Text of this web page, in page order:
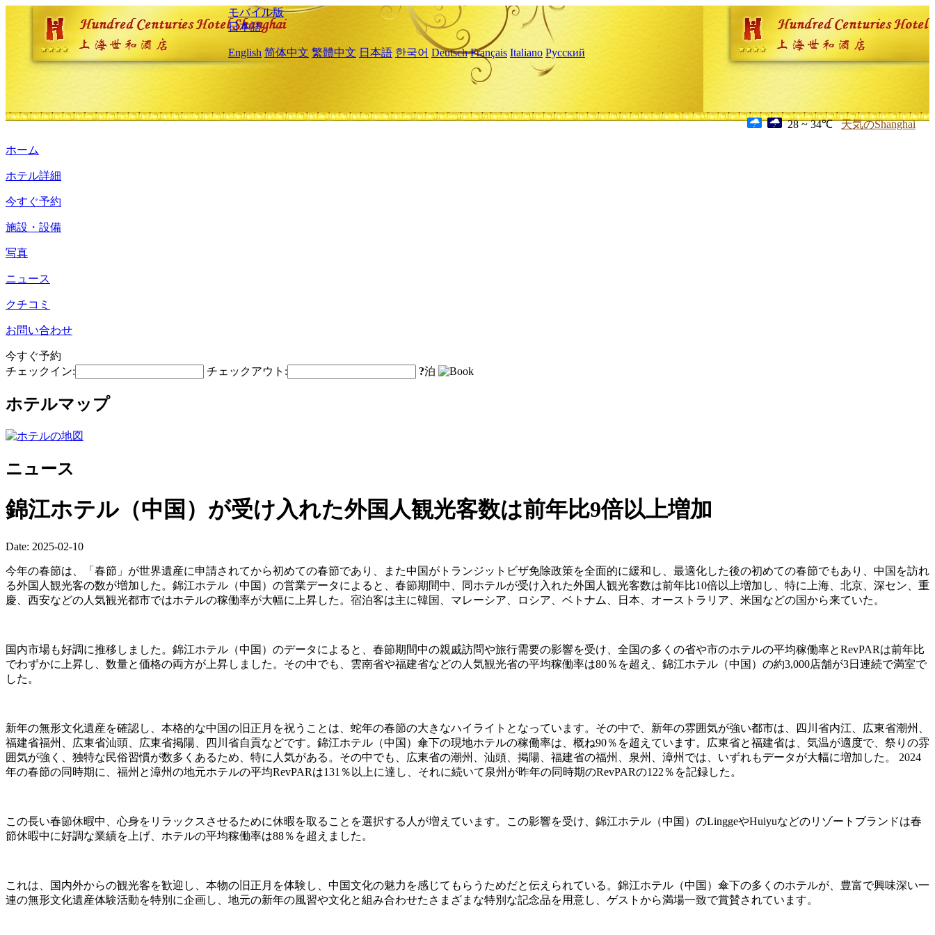
モバイル版
日本語
English 简体中文 繁體中文 日本語 한국어 Deutsch Français Italiano Русский
28 ~ 34℃ 天気のShanghai
ホーム
ホテル詳細
今すぐ予約
施設・設備
写真
ニュース
クチコミ
お問い合わせ
今すぐ予約
チェックイン:
チェックアウト: ?泊
ホテルマップ
ニュース
錦江ホテル（中国）が受け入れた外国人観光客数は前年比9倍以上増加
Date: 2025-02-10
今年の春節は、「春節」が世界遺産に申請されてから初めての春節であり、また中国がトランジットビザ免除政策を全面的に緩和し、最適化した後の初めての春節でもあり、中国を訪れ
る外国人観光客の数が増加した。錦江ホテル（中国）の営業データによると、春節期間中、同ホテルが受け入れた外国人観光客数は前年比10倍以上増加し、特に上海、北京、深セン、重
慶、西安などの人気観光都市ではホテルの稼働率が大幅に上昇した。宿泊客は主に韓国、マレーシア、ロシア、ベトナム、日本、オーストラリア、米国などの国から来ていた。
国内市場も好調に推移しました。錦江ホテル（中国）のデータによると、春節期間中の親戚訪問や旅行需要の影響を受け、全国の多くの省や市のホテルの平均稼働率とRevPARは前年比
でわずかに上昇し、数量と価格の両方が上昇しました。その中でも、雲南省や福建省などの人気観光省の平均稼働率は80％を超え、錦江ホテル（中国）の約3,000店舗が3日連続で満室で
した。
新年の無形文化遺産を確認し、本格的な中国の旧正月を祝うことは、蛇年の春節の大きなハイライトとなっています。その中で、新年の雰囲気が強い都市は、四川省内江、広東省潮州、
福建省福州、広東省汕頭、広東省掲陽、四川省自貢などです。錦江ホテル（中国）傘下の現地ホテルの稼働率は、概ね90％を超えています。広東省と福建省は、気温が適度で、祭りの雰
囲気が強く、独特な民俗習慣が数多くあるため、特に人気がある。その中でも、広東省の潮州、汕頭、掲陽、福建省の福州、泉州、漳州では、いずれもデータが大幅に増加した。 2024
年の春節の同時期に、福州と漳州の地元ホテルの平均RevPARは131％以上に達し、それに続いて泉州が昨年の同時期のRevPARの122％を記録した。
この長い春節休暇中、心身をリラックスさせるために休暇を取ることを選択する人が増えています。この影響を受け、錦江ホテル（中国）のLinggeやHuiyuなどのリゾートブランドは春
節休暇中に好調な業績を上げ、ホテルの平均稼働率は88％を超えました。
これは、国内外からの観光客を歓迎し、本物の旧正月を体験し、中国文化の魅力を感じてもらうためだと伝えられている。錦江ホテル（中国）傘下の多くのホテルが、豊富で興味深い一
連の無形文化遺産体験活動を特別に企画し、地元の新年の風習や文化と組み合わせたさまざまな特別な記念品を用意し、ゲストから満場一致で賞賛されています。